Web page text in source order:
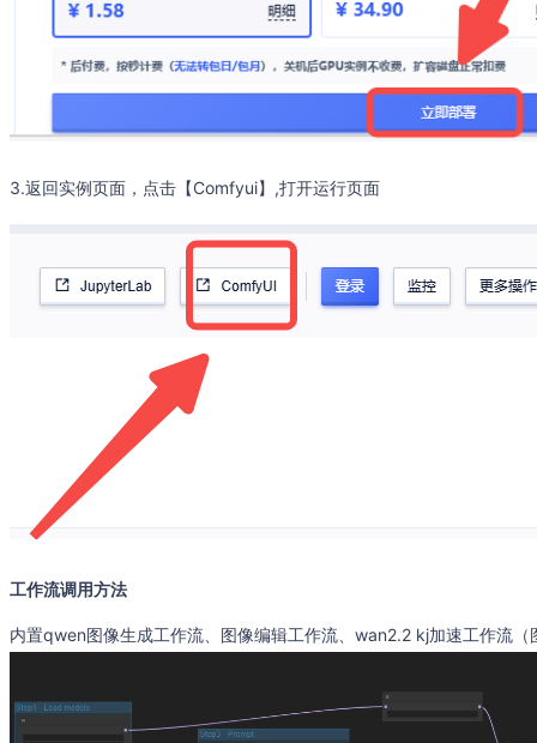
3.返回实例页面，点击【Comfyui】,打开运行页面
工作流调用方法
内置qwen图像生成工作流、图像编辑工作流、wan2.2 kj加速工作流（